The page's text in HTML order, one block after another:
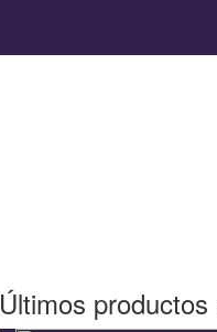
Últimos productos